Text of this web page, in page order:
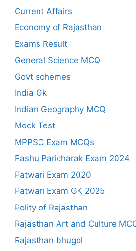
Current Affairs
Economy of Rajasthan
Exams Result
General Science MCQ
Govt schemes
India Gk
Indian Geography MCQ
Mock Test
MPPSC Exam MCQs
Pashu Paricharak Exam 2024
Patwari Exam 2020
Patwari Exam GK 2025
Polity of Rajasthan
Rajasthan Art and Culture
Rajasthan bhugol